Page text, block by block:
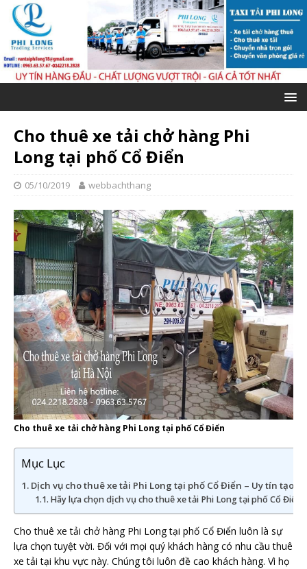
Cho thuê xe tải chở hàng Phi
Long tại phố Cổ Điển
05/10/2019 webbachthang
Cho thuê xe tải chở hàng Phi Long tại phố Cổ Điển
Mục Lục
Dịch vụ cho thuê xe tải Phi Long tại phố Cổ Điển – Uy tín tạo
Hãy lựa chọn dịch vụ cho thuê xe tải Phi Long tại phố Cổ Điển
Cho thuê xe tải chở hàng Phi Long tại phố Cổ Điển luôn là sự
lựa chọn tuyệt vời. Đối với mọi quý khách hàng có nhu cầu thuê
xe tải tại khu vực này. Chúng tôi luôn đề cao khách hàng. Vì họ